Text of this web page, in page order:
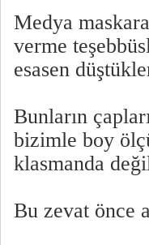
Medya
verme
esasen
Bunların
bizimle boy
klasmanda
Bu zevat önce